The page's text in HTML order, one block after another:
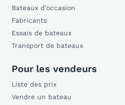
Bateaux d'occasion
Fabricants
Essais de bateaux
Transport de bateaux
Pour les vendeurs
Liste des prix
Vendre un bateau